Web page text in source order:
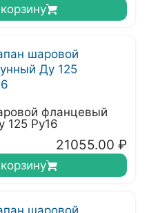
фланцевый
125 Ру16
21055.00 ₽